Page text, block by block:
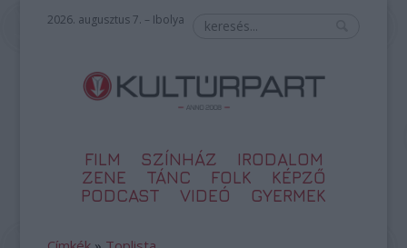
2026. augusztus 7. – Ibolya
FILM SZÍNHÁZ
IRODALOM
ZENE
TÁNC FOLK
KÉPZŐ
PODCAST
VIDEÓ GYERMEK